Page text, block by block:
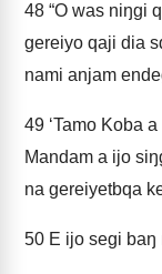
48 “O was niŋgi
gereiyo qaji dia
nami anjam
49 ‘Tamo Koba
Mandam a ijo
na gereiyetbqa
50 E ijo segi baŋ